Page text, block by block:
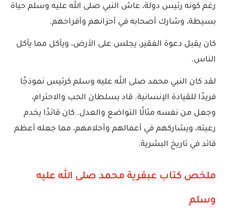
رغم كونه رئيس دولة، عاش النبي صلى الله عليه وسلم حياة
بسيطة، وشارك أصحابه في أحزانهم وأفراحهم.
كان يقبل دعوة الفقير، يجلس على الأرض، ويأكل مما يأكل
الناس.
لقد كان النبي محمد صلى الله عليه وسلم كرئيس نموذجًا
فريدًا للقيادة الإنسانية. قاد بسلطان الحب والاحترام،
وجعل من نفسه مثالًا التواضع والعدل. كان قائدًا يخدم
رعيته، ويشاركهم في أعمالهم وأحلامهم، مما جعله أعظم
قائد في تاريخ البشرية.
ملخص كتاب عبقرية محمد صلى الله عليه
وسلم